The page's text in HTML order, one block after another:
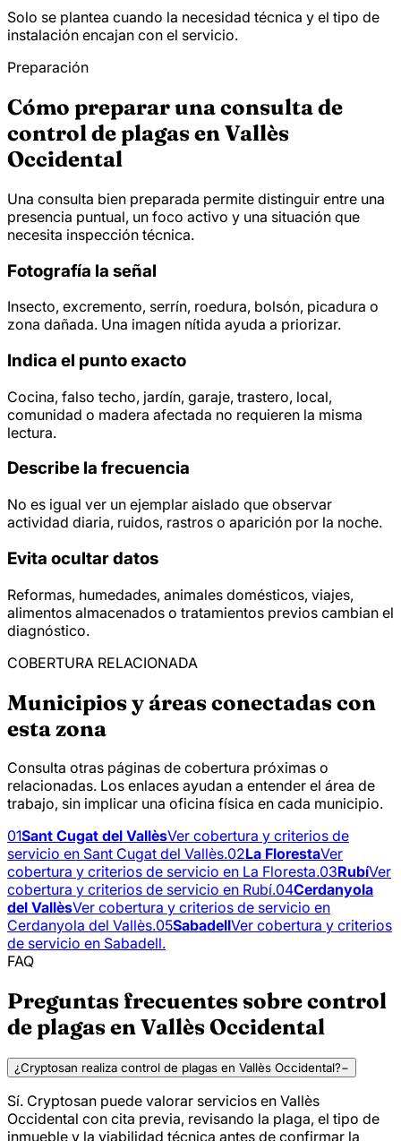
Solo se plantea cuando la necesidad técnica y el tipo de
instalación encajan con el servicio.
Preparación
Cómo preparar una consulta de
control de plagas en Vallès
Occidental
Una consulta bien preparada permite distinguir entre una
presencia puntual, un foco activo y una situación que
necesita inspección técnica.
Fotografía la señal
Insecto, excremento, serrín, roedura, bolsón, picadura o
zona dañada. Una imagen nítida ayuda a priorizar.
Indica el punto exacto
Cocina, falso techo, jardín, garaje, trastero, local,
comunidad o madera afectada no requieren la misma
lectura.
Describe la frecuencia
No es igual ver un ejemplar aislado que observar
actividad diaria, ruidos, rastros o aparición por la noche.
Evita ocultar datos
Reformas, humedades, animales domésticos, viajes,
alimentos almacenados o tratamientos previos cambian el
diagnóstico.
COBERTURA RELACIONADA
Municipios y áreas conectadas con
esta zona
Consulta otras páginas de cobertura próximas o
relacionadas. Los enlaces ayudan a entender el área de
trabajo, sin implicar una oficina física en cada municipio.
01Sant Cugat del VallèsVer cobertura y criterios de
servicio en Sant Cugat del Vallès.02La FlorestaVer
cobertura y criterios de servicio en La Floresta.03RubíVer
cobertura y criterios de servicio en Rubí.04Cerdanyola
del VallèsVer cobertura y criterios de servicio en
Cerdanyola del Vallès.05SabadellVer cobertura y criterios
de servicio en Sabadell.
FAQ
Preguntas frecuentes sobre control
de plagas en Vallès Occidental
¿Cryptosan realiza control de plagas en Vallès Occidental?−
Sí. Cryptosan puede valorar servicios en Vallès
Occidental con cita previa, revisando la plaga, el tipo de
inmueble y la viabilidad técnica antes de confirmar la